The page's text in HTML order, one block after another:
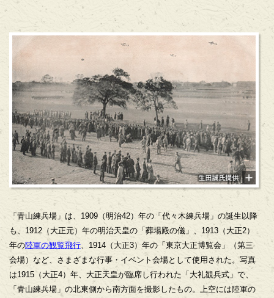
「青山練兵場」は、1909（明治42）年の「代々木練兵場」の誕生以降
も、1912（大正元）年の明治天皇の「葬場殿の儀」、1913（大正2）
年の陸軍の観覧飛行 、1914（大正3）年の「東京大正博覧会」（第三
会場）など、さまざまな行事・イベント会場として使用された。写真
は1915（大正4）年、大正天皇が臨席し行われた「大礼観兵式」で、
「青山練兵場」の北東側から南方面を撮影したもの。上空には陸軍の